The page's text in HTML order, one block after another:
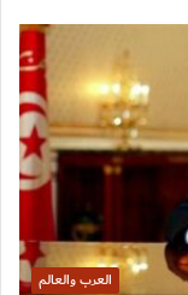
العرب والعالم